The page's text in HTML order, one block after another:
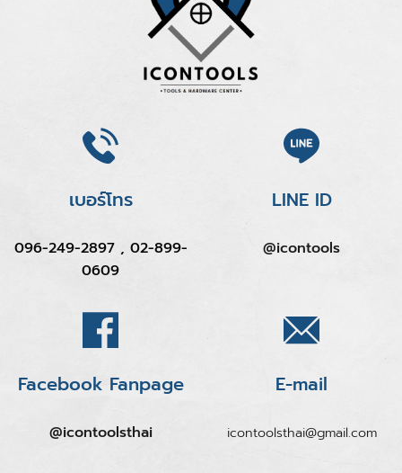
เบอร์โทร
096-249-2897 , 02-899-
0609
LINE ID
@icontools
Facebook Fanpage
@icontoolsthai
E-mail
icontoolsthai@gmail.com